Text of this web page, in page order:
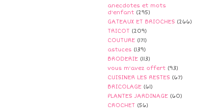
anecdotes et mots
d'enfant (295)
GATEAUX ET BRIOCHES (266)
TRICOT (209)
COUTURE (171)
astuces (139)
BRODERIE (113)
vous m'avez offert (93)
CUISINER LES RESTES (67)
BRICOLAGE (61)
PLANTES JARDINAGE (60)
CROCHET (56)